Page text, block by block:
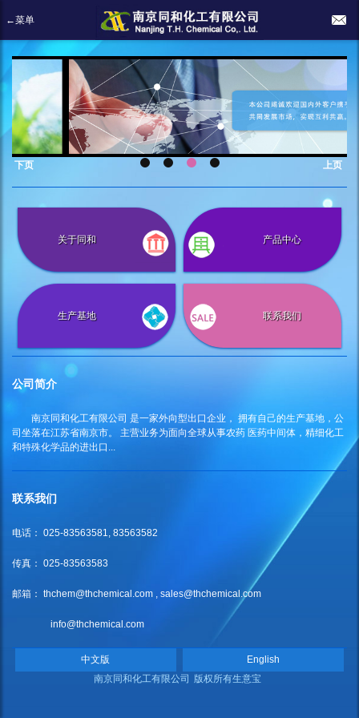
←菜单
上页
下页
关于同和 产品中心
生产基地 联系我们
公司简介
南京同和化工有限公司 是一家外向型出口企业， 拥有自己的生产基地，公
司坐落在江苏省南京市。 主营业务为面向全球从事农药 医药中间体，精细化工
和特殊化学品的进出口...
联系我们
电话： 025-83563581, 83563582
传真： 025-83563583
邮箱： thchem@thchemical.com , sales@thchemical.com
info@thchemical.com
中文版
English
南京同和化工有限公司 版权所有生意宝